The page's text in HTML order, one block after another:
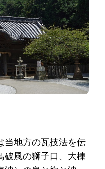
当地方の瓦技法を伝
破風の獅子口、大棟